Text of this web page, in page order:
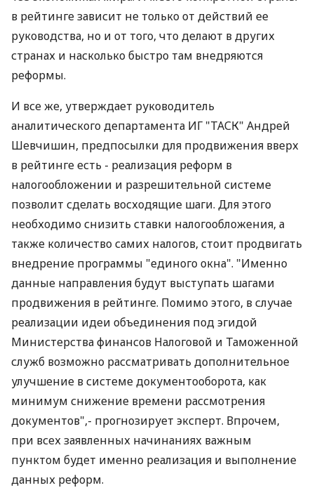
в рейтинге зависит не только от действий ее
руководства, но и от того, что делают в других
странах и насколько быстро там внедряются
реформы.
И все же, утверждает руководитель
аналитического департамента ИГ "ТАСК" Андрей
Шевчишин, предпосылки для продвижения вверх
в рейтинге есть - реализация реформ в
налогообложении и разрешительной системе
позволит сделать восходящие шаги. Для этого
необходимо снизить ставки налогообложения, а
также количество самих налогов, стоит продвигать
внедрение программы "единого окна". "Именно
данные направления будут выступать шагами
продвижения в рейтинге. Помимо этого, в случае
реализации идеи объединения под эгидой
Министерства финансов Налоговой и Таможенной
служб возможно рассматривать дополнительное
улучшение в системе документооборота, как
минимум снижение времени рассмотрения
документов",- прогнозирует эксперт. Впрочем,
при всех заявленных начинаниях важным
пунктом будет именно реализация и выполнение
данных реформ.